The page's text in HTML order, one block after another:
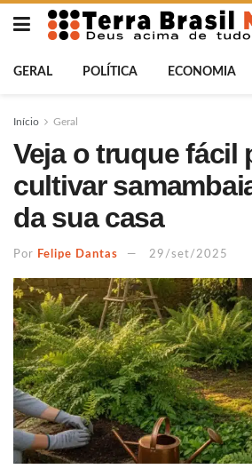
GERAL POLÍTICA ECONOMIA
Início Geral
Veja o truque fácil
cultivar
da sua casa
Por Felipe Dantas 29/set/2025